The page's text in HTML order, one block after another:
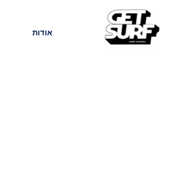
בלוג אודות